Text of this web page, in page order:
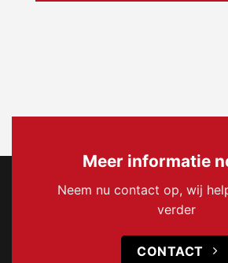
Meer informatie
Neem nu contact op, wij
verder
CONTACT